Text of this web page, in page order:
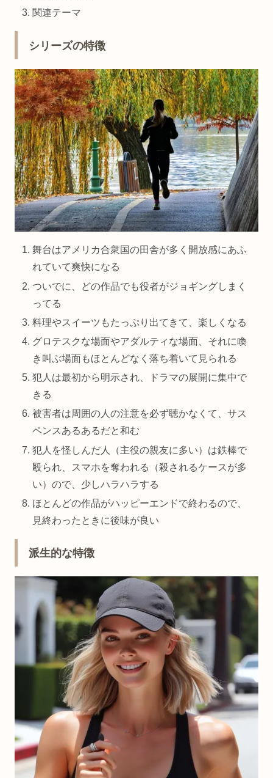
関連テーマ
シリーズの特徴
舞台はアメリカ合衆国の田舎が多く開放感にあふ
れていて爽快になる
ついでに、どの作品でも役者がジョギングしまく
ってる
料理やスイーツもたっぷり出てきて、楽しくなる
グロテスクな場面やアダルティな場面、それに喚
き叫ぶ場面もほとんどなく落ち着いて見られる
犯人は最初から明示され、ドラマの展開に集中で
きる
被害者は周囲の人の注意を必ず聴かなくて、サス
ペンスあるあるだと和む
犯人を怪しんだ人（主役の親友に多い）は鉄棒で
殴られ、スマホを奪われる（殺されるケースが多
い）ので、少しハラハラする
ほとんどの作品がハッピーエンドで終わるので、
見終わったときに後味が良い
派生的な特徴